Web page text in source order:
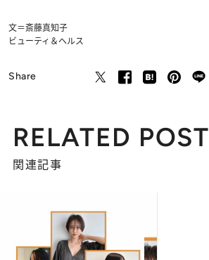
文＝斎藤真知子
ビューティ＆ヘルス
Share
RELATED
関連記事